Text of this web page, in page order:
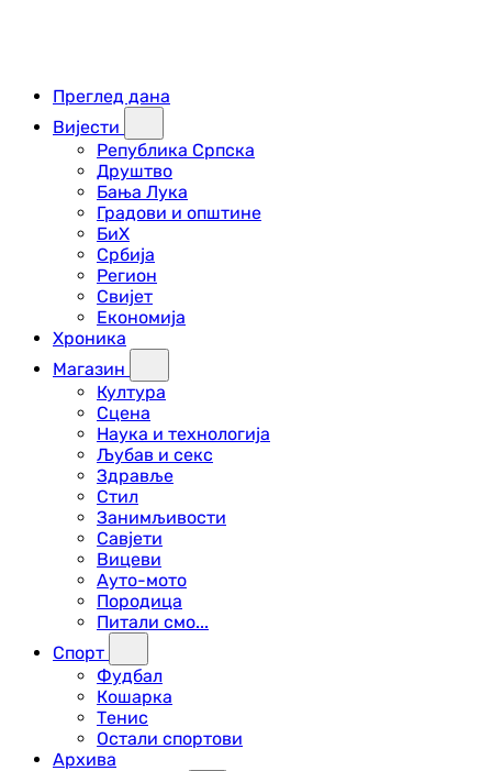
Преглед дана
Вијести
Република Српска
Друштво
Бања Лука
Градови и општине
БиХ
Србија
Регион
Свијет
Економија
Хроника
Магазин
Култура
Сцена
Наука и технологија
Љубав и секс
Здравље
Стил
Занимљивости
Савјети
Вицеви
Ауто-мото
Породица
Питали смо...
Спорт
Фудбал
Кошарка
Тенис
Остали спортови
Архива